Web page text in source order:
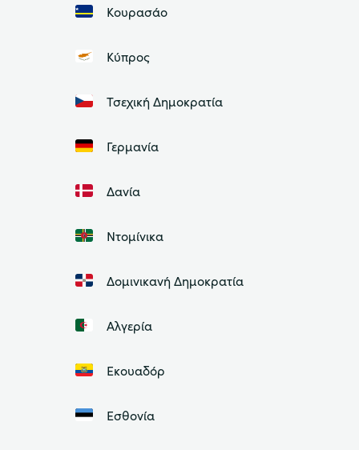
Κουρασάο
Κύπρος
Τσεχική Δημοκρατία
Γερμανία
Δανία
Ντομίνικα
Δομινικανή Δημοκρατία
Αλγερία
Εκουαδόρ
Εσθονία